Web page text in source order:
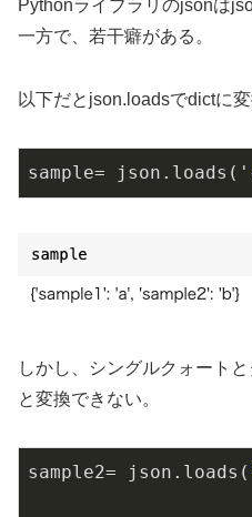
Pythonライブラリのjsonは
一方で、若干癖がある。
以下だとjson.loadsでdictに変
sample=
しかし、シングルクォート
と変換できない。
sample2= json.loads(